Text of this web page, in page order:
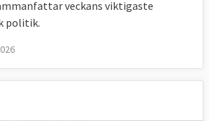
veckans viktigaste
politik.